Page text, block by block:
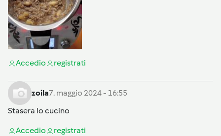
Accedio registrati
zoila7. maggio 2024 - 16:55
Stasera lo cucino
Accedio registrati